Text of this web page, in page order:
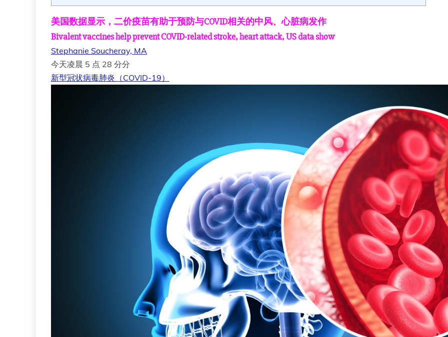
美国数据显示，二价疫苗有助于预防与COVID相关的中风、心脏病发作
Bivalent vaccines help prevent COVID-related stroke, heart attack, US data show
Stephanie Soucheray, MA
今天凌晨 5 点 28 分分
新型冠状病毒肺炎（COVID-19）